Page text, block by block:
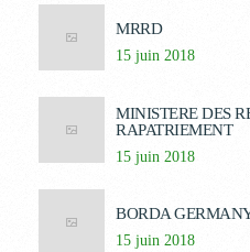
MRRD
15 juin 2018
MINISTERE DES
RAPATRIEMENT
15 juin 2018
BORDA
15 juin 2018